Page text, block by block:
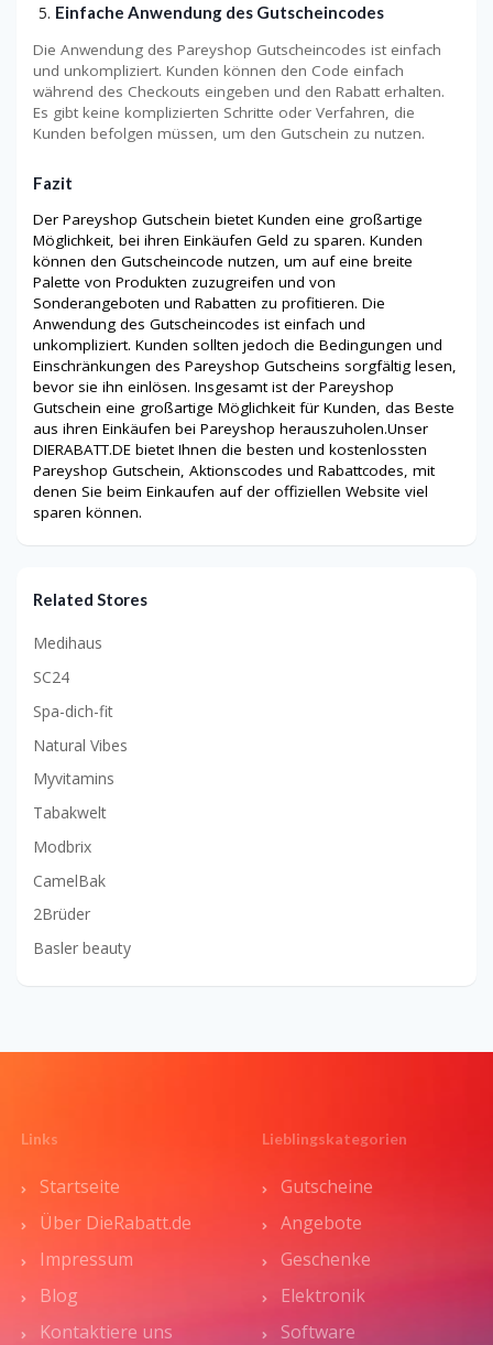
Einfache Anwendung des Gutscheincodes
Die Anwendung des Pareyshop Gutscheincodes ist einfach
und unkompliziert. Kunden können den Code einfach
während des Checkouts eingeben und den Rabatt erhalten.
Es gibt keine komplizierten Schritte oder Verfahren, die
Kunden befolgen müssen, um den Gutschein zu nutzen.
Fazit
Der Pareyshop Gutschein bietet Kunden eine großartige
Möglichkeit, bei ihren Einkäufen Geld zu sparen. Kunden
können den Gutscheincode nutzen, um auf eine breite
Palette von Produkten zuzugreifen und von
Sonderangeboten und Rabatten zu profitieren. Die
Anwendung des Gutscheincodes ist einfach und
unkompliziert. Kunden sollten jedoch die Bedingungen und
Einschränkungen des Pareyshop Gutscheins sorgfältig lesen,
bevor sie ihn einlösen. Insgesamt ist der Pareyshop
Gutschein eine großartige Möglichkeit für Kunden, das Beste
aus ihren Einkäufen bei Pareyshop herauszuholen.Unser
DIERABATT.DE bietet Ihnen die besten und kostenlossten
Pareyshop Gutschein, Aktionscodes und Rabattcodes, mit
denen Sie beim Einkaufen auf der offiziellen Website viel
sparen können.
Related Stores
Medihaus
SC24
Spa-dich-fit
Natural Vibes
Myvitamins
Tabakwelt
Modbrix
CamelBak
2Brüder
Basler beauty
Links
Startseite
Über DieRabatt.de
Impressum
Blog
Kontaktiere uns
Lieblingskategorien
Gutscheine
Angebote
Geschenke
Elektronik
Software